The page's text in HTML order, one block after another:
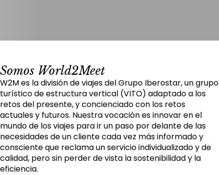
Somos World2Meet
W2M es la división de viajes del Grupo Iberostar, un grupo
turístico de estructura vertical (VITO) adaptado a los
retos del presente, y concienciado con los retos
actuales y futuros. Nuestra vocación es innovar en el
mundo de los viajes para ir un paso por delante de las
necesidades de un cliente cada vez más informado y
consciente que reclama un servicio individualizado y de
calidad, pero sin perder de vista la sostenibilidad y la
eficiencia.